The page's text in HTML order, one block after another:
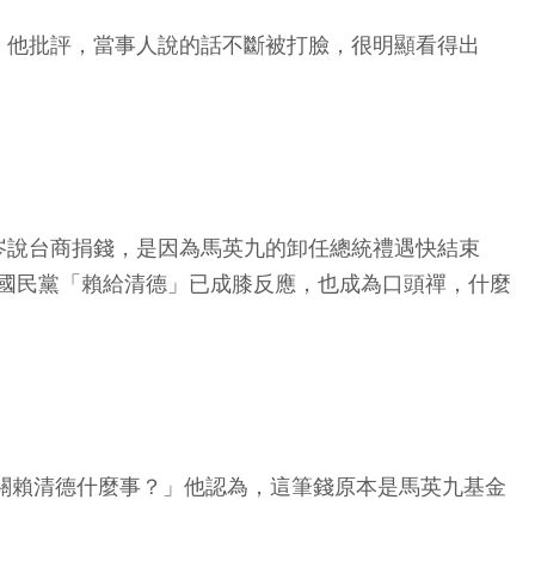
批評，當事人說的話不斷被打臉，很明顯看得出
台商捐錢，是因為馬英九的卸任總統禮遇快結束
黨「賴給清德」已成膝反應，也成為口頭禪，什麼
清德什麼事？」他認為，這筆錢原本是馬英九基金